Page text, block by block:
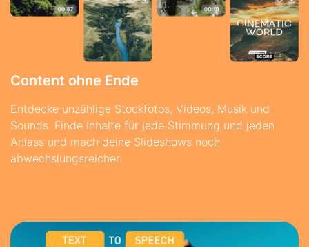
Content ohne Ende
Entdecke unzählige Stockfotos, Videos, Musik und
Sounds. Finde Inhalte für jede Stimmung und jeden
Anlass und mach deine Slideshows noch
abwechslungsreicher.